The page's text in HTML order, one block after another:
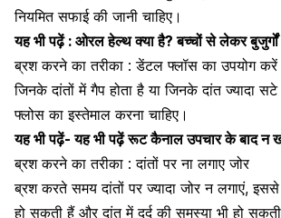
नियमित सफाई की जानी चाहिए।
यह भी पढ़ें : ओरल हेल्थ क्या है? बच्चों से लेकर
ब्रश करने का तरीका : डेंटल फ्लॉस का उपयोग करें
जिनके दांतों में गैप होता है या जिनके दांत ज्यादा
फ्लोस का इस्तेमाल करना चाहिए।
यह भी पढ़ें-यह भी पढ़ें रूट कैनाल उपचार के बाद न
ब्रश करने का तरीका : दांतों पर ना लगाए जोर
ब्रश करते समय दांतों पर ज्यादा जोर न लगाएं,
हो सकती हैं औरदांत में दर्दकी समस्या भी हो